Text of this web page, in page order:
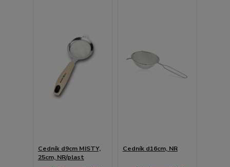
Cedník d9cm MISTY,
25cm, NR/plast
Cedník d16cm, NR